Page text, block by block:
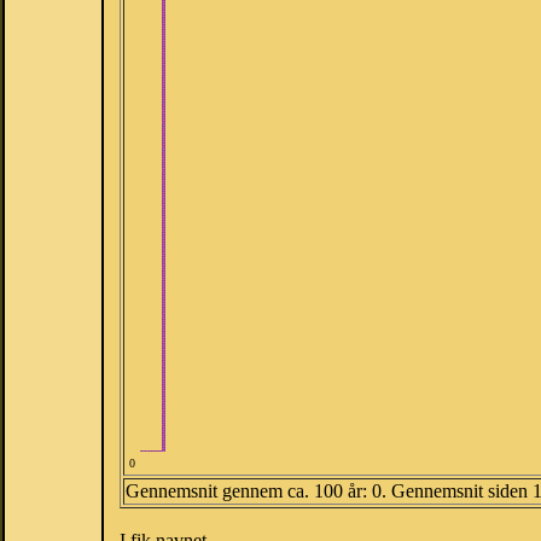
0
Gennemsnit gennem ca. 100 år: 0. Gennemsnit siden